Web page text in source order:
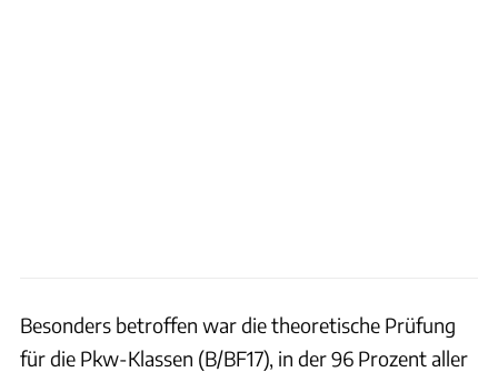
Besonders betroffen war die theoretische Prüfung
für die Pkw-Klassen (B/BF17), in der 96 Prozent aller